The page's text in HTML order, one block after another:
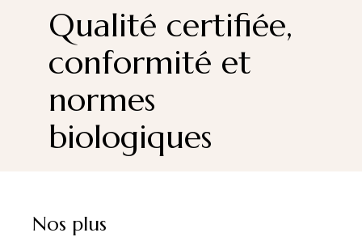
Qualité certifiée,
conformité et
normes
biologiques
Nos plus